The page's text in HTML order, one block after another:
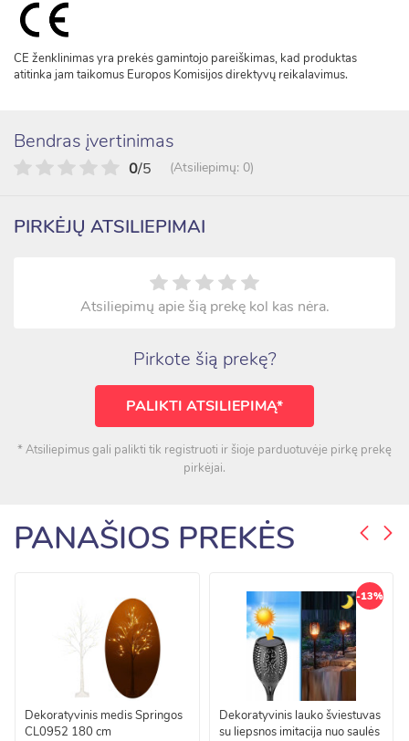
CE ženklinimas yra prekės gamintojo pareiškimas, kad produktas
atitinka jam taikomus Europos Komisijos direktyvų reikalavimus.
Bendras įvertinimas
0/5 (Atsiliepimų: 0)
PIRKĖJŲ ATSILIEPIMAI
Atsiliepimų apie šią prekę kol kas nėra.
Pirkote šią prekę?
PALIKTI ATSILIEPIMĄ*
* Atsiliepimus gali palikti tik registruoti ir šioje parduotuvėje pirkę prekę
pirkėjai.
PANAŠIOS PREKĖS
Dekoratyvinis medis Springos
CL0952 180 cm
-13%
Dekoratyvinis lauko šviestuvas
su liepsnos imitacija nuo saulės